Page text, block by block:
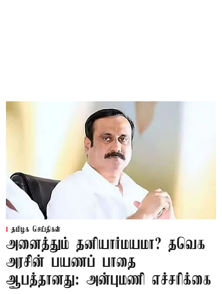
தமிழக செய்திகள்
அனைத்தும் தனியார்மயமா? தவெக
அரசின் பயணப் பாதை
ஆபத்தானது: அன்புமணி எச்சரிக்கை